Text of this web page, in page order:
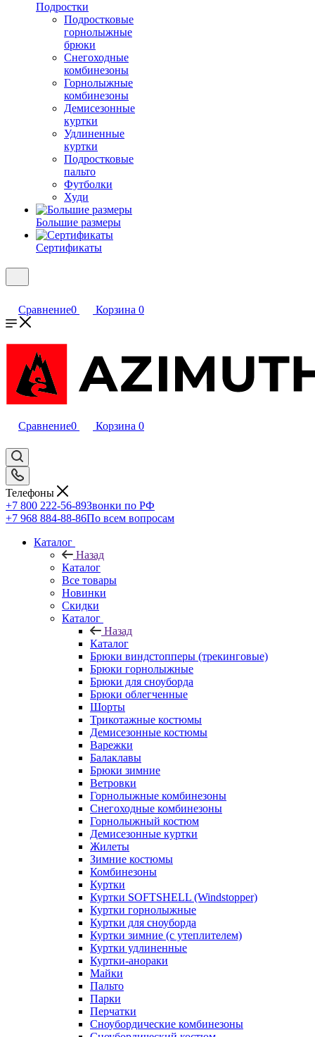
Подростки
Подростковые
горнолыжные
брюки
Снегоходные
комбинезоны
Горнолыжные
комбинезоны
Демисезонные
куртки
Удлиненные
куртки
Подростковые
пальто
Футболки
Худи
Большие размеры
Сертификаты
Сравнение0 Корзина 0
Сравнение0 Корзина 0
Телефоны
+7 800 222-56-89Звонки по РФ
+7 968 884-88-86По всем вопросам
Каталог
Назад
Каталог
Все товары
Новинки
Скидки
Каталог
Назад
Каталог
Брюки виндстопперы (трекинговые)
Брюки горнолыжные
Брюки для сноуборда
Брюки облегченные
Шорты
Трикотажные костюмы
Демисезонные костюмы
Варежки
Балаклавы
Брюки зимние
Ветровки
Горнолыжные комбинезоны
Снегоходные комбинезоны
Горнолыжный костюм
Демисезонные куртки
Жилеты
Зимние костюмы
Комбинезоны
Куртки
Куртки SOFTSHELL (Windstopper)
Куртки горнолыжные
Куртки для сноуборда
Куртки зимние (с утеплителем)
Куртки удлиненные
Куртки-анораки
Майки
Пальто
Парки
Перчатки
Сноубордические комбинезоны